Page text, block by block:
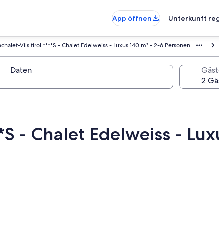
App öffnen
Unterkunft
Vils.tirol ****S - Chalet Edelweiss - Luxus 140 m² - 2-6 Personen
Daten
- Chalet Edelweiss -